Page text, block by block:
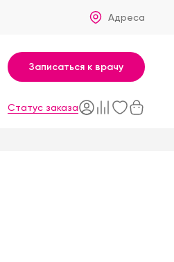
Адреса
Записаться к врачу
Статус заказа